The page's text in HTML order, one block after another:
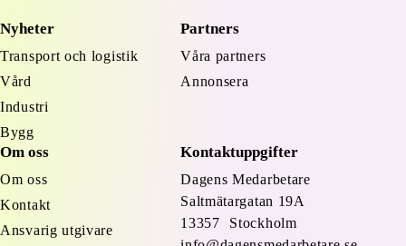
Nyheter
Transport och logistik
Vård
Industri
Bygg
Partners
Våra partners
Annonsera
Om oss
Om oss
Kontakt
Ansvarig utgivare
Kontaktuppgifter
Dagens Medarbetare
Saltmätargatan 19A
13357 Stockholm